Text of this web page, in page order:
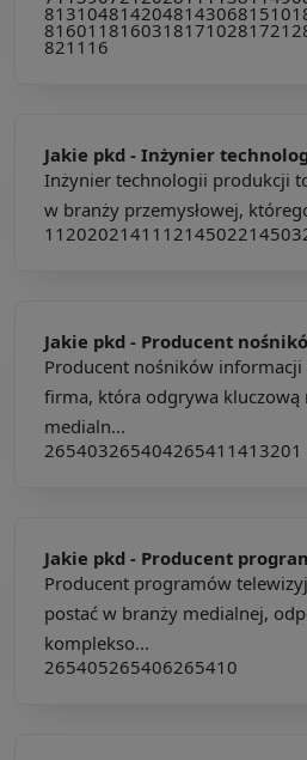
813104814204814306815101
816011816031817102817212
821116
Jakie pkd - Inżynier
Inżynier technologii produkcji
w branży przemysłowej,
112020214111 214502214503
Jakie pkd - Producent
Producent nośników
firma, która odgrywa kluczową
medialn...
265403265404265411413201
Jakie pkd - Producent
Producent programów
postać w branży medialnej,
komplekso...
265405265406265410